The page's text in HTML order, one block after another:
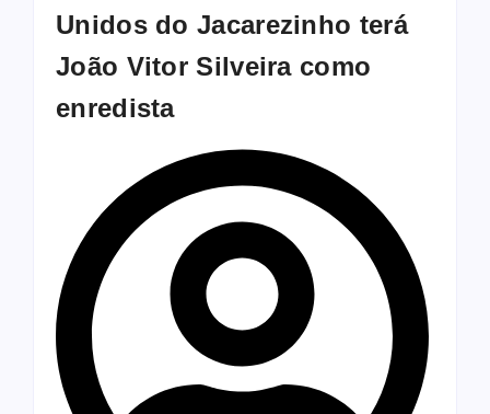
Unidos do Jacarezinho terá
João Vitor Silveira como
enredista